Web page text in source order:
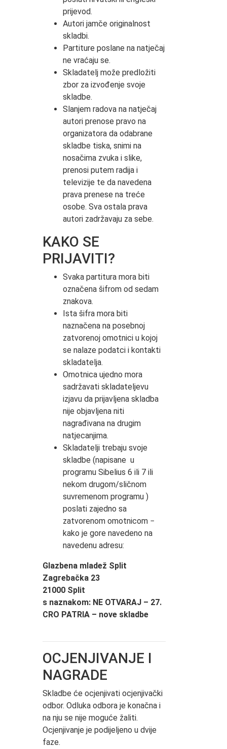
prijevod.
Autori jamče originalnost
skladbi.
Partiture poslane na natječaj
ne vraćaju se.
Skladatelj može predložiti
zbor za izvođenje svoje
skladbe.
Slanjem radova na natječaj
autori prenose pravo na
organizatora da odabrane
skladbe tiska, snimi na
nosačima zvuka i slike,
prenosi putem radija i
televizije te da navedena
prava prenese na treće
osobe. Sva ostala prava
autori zadržavaju za sebe.
KAKO SE
PRIJAVITI?
Svaka partitura mora biti
označena šifrom od sedam
znakova.
Ista šifra mora biti
naznačena na posebnoj
zatvorenoj omotnici u kojoj
se nalaze podatci i kontakti
skladatelja.
Omotnica ujedno mora
sadržavati skladateljevu
izjavu da prijavljena skladba
nije objavljena niti
nagrađivana na drugim
natjecanjima.
Skladatelji trebaju svoje
skladbe (napisane u
programu Sibelius 6 ili 7 ili
nekom drugom/sličnom
suvremenom programu )
poslati zajedno sa
zatvorenom omotnicom −
kako je gore navedeno na
navedenu adresu:
Glazbena mladež Split
Zagrebačka 23
21000 Split
s naznakom: NE OTVARAJ – 27.
CRO PATRIA – nove skladbe
OCJENJIVANJE I
NAGRADE
Skladbe će ocjenjivati ocjenjivački
odbor. Odluka odbora je konačna i
na nju se nije moguće žaliti.
Ocjenjivanje je podijeljeno u dvije
faze.